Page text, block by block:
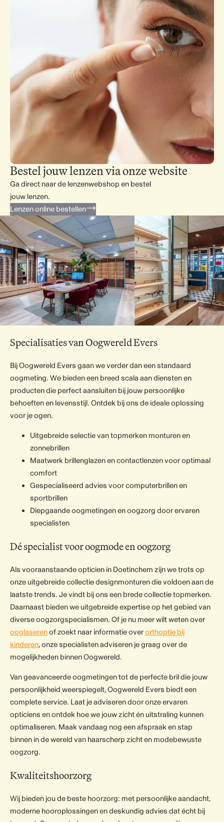
Bestel jouw lenzen via onze website
Ga direct naar de lenzenwebshop en bestel
jouw lenzen.
Lenzen online bestellen
Specialisaties van Oogwereld Evers
Bij Oogwereld Evers gaan we verder dan een standaard
oogmeting. We bieden een breed scala aan diensten en
producten die perfect aansluiten bij jouw persoonlijke
behoeften en levensstijl. Ontdek bij ons de ideale oplossing
voor je ogen.
Uitgebreide selectie van topmerken monturen en
zonnebrillen
Maatwerk brillenglazen en contactlenzen voor optimaal
comfort
Gespecialiseerd advies voor computerbrillen en
sportbrillen
Diepgaande oogmetingen en oogzorg door ervaren
specialisten
Dé specialist voor oogmode en oogzorg
Als vooraanstaande opticien in Doetinchem zijn we trots op
onze uitgebreide collectie designmonturen die voldoen aan de
laatste trends. Je vindt bij ons een brede collectie topmerken.
Daarnaast bieden we uitgebreide expertise op het gebied van
diverse oogzorgspecialismen. Of je nu meer wilt weten over
ooglaserenof zoekt naar informatie overorthoptie bij
kinderen, onze specialisten adviseren je graag over de
mogelijkheden binnen Oogwereld.
Van geavanceerde oogmetingen tot de perfecte bril die jouw
persoonlijkheid weerspiegelt, Oogwereld Evers biedt een
complete service. Laat je adviseren door onze ervaren
opticiens en ontdek hoe we jouw zicht én uitstraling kunnen
optimaliseren. Maak vandaag nog een afspraak en stap
binnen in de wereld van haarscherp zicht en modebewuste
oogzorg.
Kwaliteitshoorzorg
Wij bieden jou de beste hoorzorg: met persoonlijke aandacht,
moderne hooroplossingen en deskundig advies dat écht bij